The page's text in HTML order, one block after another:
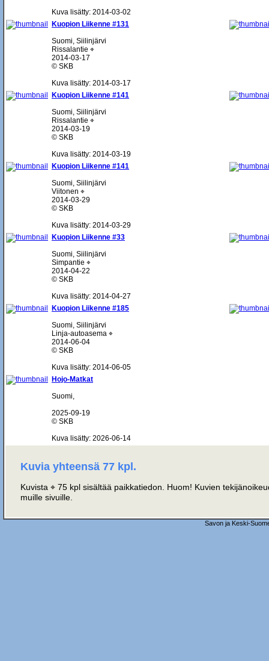
Kuva lisätty: 2014-03-02
Kuopion Liikenne #131
Suomi, Siilinjärvi
Rissalantie ⌖
2014-03-17
© SKB
Kuva lisätty: 2014-03-17
Kuopion Liikenne #141
Suomi, Siilinjärvi
Rissalantie ⌖
2014-03-19
© SKB
Kuva lisätty: 2014-03-19
Kuopion Liikenne #141
Suomi, Siilinjärvi
Viitonen ⌖
2014-03-29
© SKB
Kuva lisätty: 2014-03-29
Kuopion Liikenne #33
Suomi, Siilinjärvi
Simpantie ⌖
2014-04-22
© SKB
Kuva lisätty: 2014-04-27
Kuopion Liikenne #185
Suomi, Siilinjärvi
Linja-autoasema ⌖
2014-06-04
© SKB
Kuva lisätty: 2014-06-05
Hojo-Matkat
Suomi,
2025-09-19
© SKB
Kuva lisätty: 2026-06-14
Kuvia yhteensä 77 kpl.
Kuvista ⌖ 75 kpl sisältää paikkatiedon. Huom! Kuvien
muille sivuille.
Savon ja Keski-